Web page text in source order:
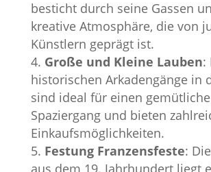
besticht durch seine Gassen
kreative Atmosphäre, die von
Künstlern geprägt ist.
Große und Kleine Lauben:
historischen Arkadengänge in
sind ideal für einen
Spaziergang und bieten
Einkaufsmöglichkeiten.
Festung Franzensfeste:
aus dem 19. Jahrhundert liegt